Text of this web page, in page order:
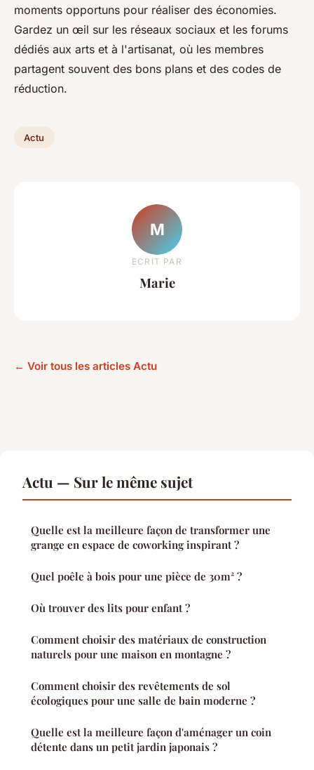
moments opportuns pour réaliser des économies.
Gardez un œil sur les réseaux sociaux et les forums
dédiés aux arts et à l'artisanat, où les membres
partagent souvent des bons plans et des codes de
réduction.
Actu
M
ECRIT PAR
Marie
← Voir tous les articles Actu
Actu — Sur le même sujet
Quelle est la meilleure façon de transformer une
grange en espace de coworking inspirant ?
Quel poêle à bois pour une pièce de 30m² ?
Où trouver des lits pour enfant ?
Comment choisir des matériaux de construction
naturels pour une maison en montagne ?
Comment choisir des revêtements de sol
écologiques pour une salle de bain moderne ?
Quelle est la meilleure façon d'aménager un coin
détente dans un petit jardin japonais ?